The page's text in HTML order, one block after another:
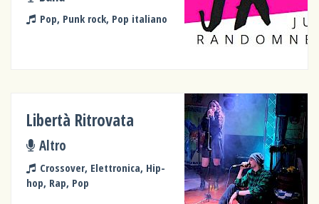
Pop, Punk rock, Pop italiano
Libertà Ritrovata
Altro
Crossover, Elettronica, Hip-
hop, Rap, Pop